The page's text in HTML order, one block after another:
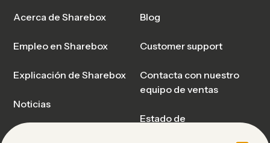
Acerca de Sharebox
Empleo en Sharebox
Explicación de Sharebox
Noticias
Blog
Customer support
Contacta con nuestro
equipo de ventas
Estado de